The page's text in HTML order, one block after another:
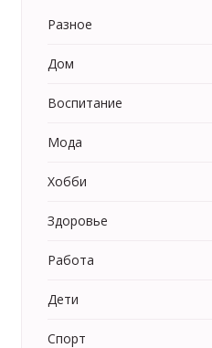
Разное
Дом
Воспитание
Мода
Хобби
Здоровье
Работа
Дети
Спорт